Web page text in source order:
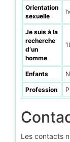
Orientation
sexuelle
Je suis à la
recherche
d’un
homme
Enfants
Profession
Les contacts